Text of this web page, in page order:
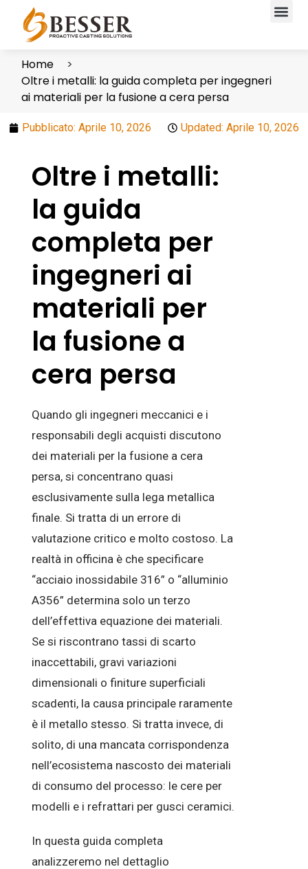
Home
Oltre i metalli: la guida completa per ingegneri
ai materiali per la fusione a cera persa
Pubblicato: Aprile 10, 2026 Updated: Aprile 10, 2026
Oltre i metalli:
la guida
completa per
ingegneri ai
materiali per
la fusione a
cera persa
Quando gli ingegneri meccanici e i
responsabili degli acquisti discutono
dei materiali per la fusione a cera
persa, si concentrano quasi
esclusivamente sulla lega metallica
finale. Si tratta di un errore di
valutazione critico e molto costoso. La
realtà in officina è che specificare
“acciaio inossidabile 316” o “alluminio
A356” determina solo un terzo
dell’effettiva equazione dei materiali.
Se si riscontrano tassi di scarto
inaccettabili, gravi variazioni
dimensionali o finiture superficiali
scadenti, la causa principale raramente
è il metallo stesso. Si tratta invece, di
solito, di una mancata corrispondenza
nell’ecosistema nascosto dei materiali
di consumo del processo: le cere per
modelli e i refrattari per gusci ceramici.
In questa guida completa
analizzeremo nel dettaglio